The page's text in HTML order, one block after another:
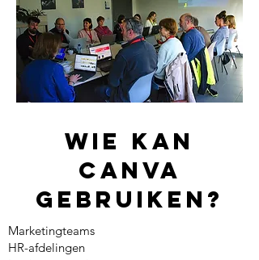
Wie kan
Canva
gebruiken?
Marketingteams
HR-afdelingen